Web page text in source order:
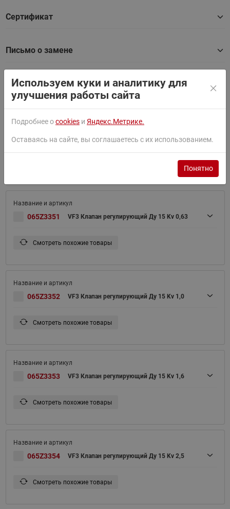
Сертификат
Письмо о замене
Товары серии
065Z3351 VF3 Клапан регулирующий Ду 15 Kv 0,63
Смотреть похожие товары
065Z3352 VF3 Клапан регулирующий Ду 15 Kv 1,0
Смотреть похожие товары
065Z3353 VF3 Клапан регулирующий Ду 15 Kv 1,6
Смотреть похожие товары
065Z3354 VF3 Клапан регулирующий Ду 15 Kv 2,5
Смотреть похожие товары
Используем куки и аналитику для
улучшения работы сайта
Подробнее оcookies и Яндекс.Метрике.
Оставаясь на сайте, вы соглашаетесь с их использованием.
Понятно